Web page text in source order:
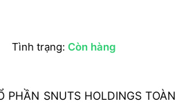
Tình trạng:Còn hàng
PHẦN SNUTS HOLDINGS TOÀN